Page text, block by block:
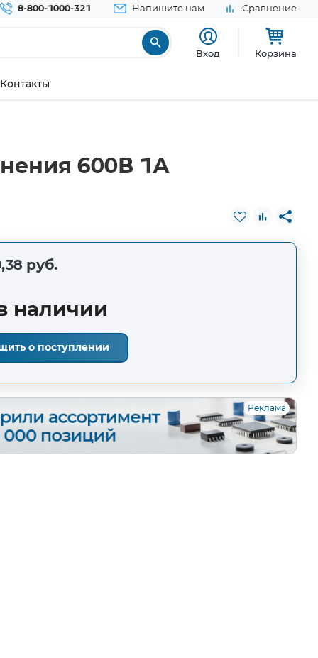
8-800-1000-321 Напишите нам Сравнение
Вход Корзина
Контакты
600В 1А
руб.
наличии
о поступлении
Реклама